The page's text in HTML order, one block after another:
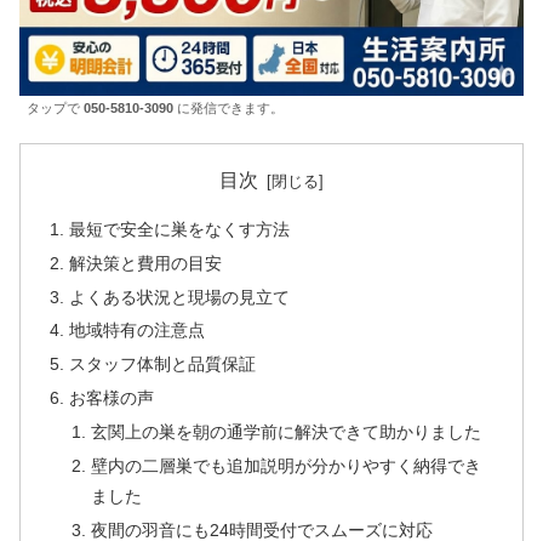
タップで 050-5810-3090 に発信できます。
目次
最短で安全に巣をなくす方法
解決策と費用の目安
よくある状況と現場の見立て
地域特有の注意点
スタッフ体制と品質保証
お客様の声
玄関上の巣を朝の通学前に解決できて助かりました
壁内の二層巣でも追加説明が分かりやすく納得でき
ました
夜間の羽音にも24時間受付でスムーズに対応